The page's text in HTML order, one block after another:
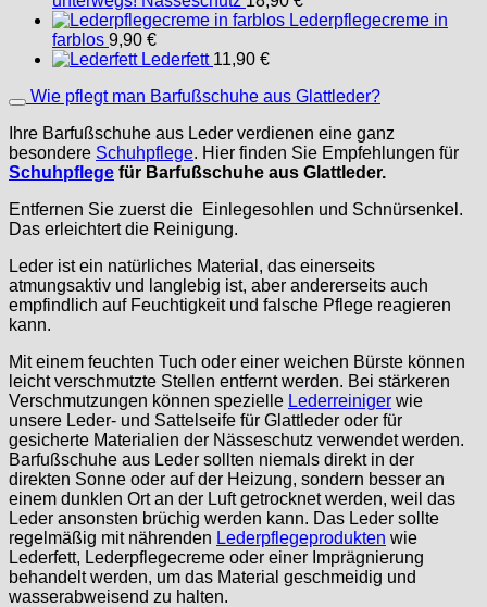
Lederpflegecreme in
farblos 9,90 €
Lederfett 11,90 €
Wie pflegt man Barfußschuhe aus Glattleder?
Ihre Barfußschuhe aus Leder verdienen eine ganz
besondere Schuhpflege. Hier finden Sie Empfehlungen für
Schuhpflege für Barfußschuhe aus Glattleder.
Entfernen Sie zuerst die Einlegesohlen und Schnürsenkel.
Das erleichtert die Reinigung.
Leder ist ein natürliches Material, das einerseits
atmungsaktiv und langlebig ist, aber andererseits auch
empfindlich auf Feuchtigkeit und falsche Pflege reagieren
kann.
Mit einem feuchten Tuch oder einer weichen Bürste können
leicht verschmutzte Stellen entfernt werden. Bei stärkeren
Verschmutzungen können spezielle Lederreiniger wie
unsere Leder- und Sattelseife für Glattleder oder für
gesicherte Materialien der Nässeschutz verwendet werden.
Barfußschuhe aus Leder sollten niemals direkt in der
direkten Sonne oder auf der Heizung, sondern besser an
einem dunklen Ort an der Luft getrocknet werden, weil das
Leder ansonsten brüchig werden kann. Das Leder sollte
regelmäßig mit nährenden Lederpflegeprodukten wie
Lederfett, Lederpflegecreme oder einer Imprägnierung
behandelt werden, um das Material geschmeidig und
wasserabweisend zu halten.